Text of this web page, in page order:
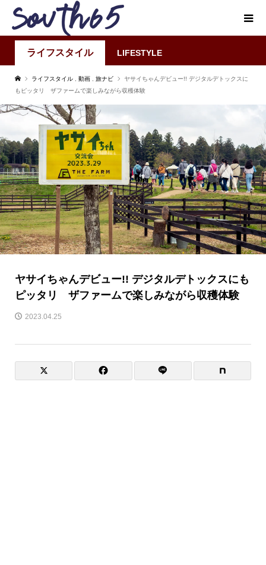
ライフスタイル LIFESTYLE
ライフスタイル 動画 旅ナビ
ヤサイちゃんデビュー!! デジタルデトックスに
もピッタリ ザファームで楽しみながら収穫体験
ヤサイちゃんデビュー!! デジタルデトックスにも
ピッタリ ザファームで楽しみながら収穫体験
2023.04.25